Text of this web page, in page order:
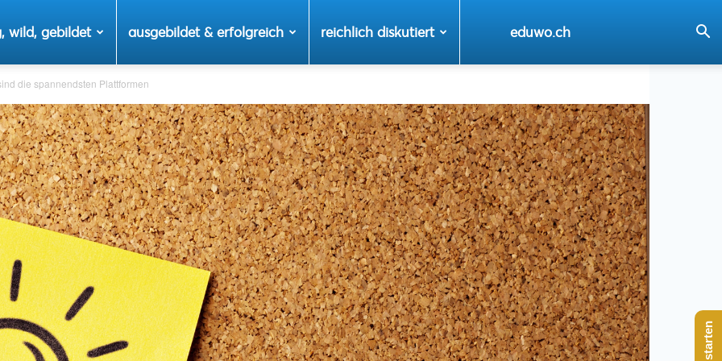
wild, gebildet ausgebildet & erfolgreich reichlich diskutiert eduwo.ch
die spannendsten Plattformen